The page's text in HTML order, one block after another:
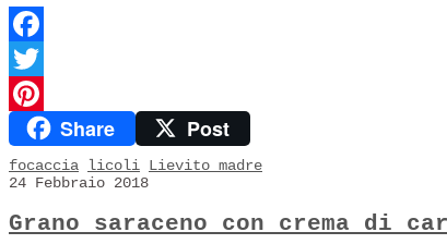
Facebook
Twitter
PinterestShare Post
focaccia licoli Lievito madre
24 Febbraio 2018
Grano saraceno con crema di